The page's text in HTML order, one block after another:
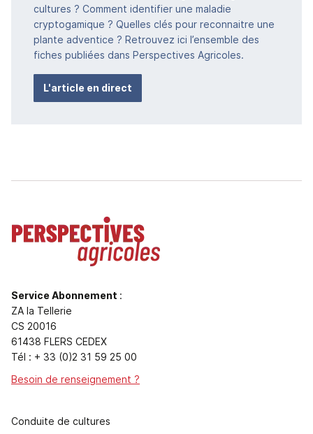
cultures ? Comment identifier une maladie
cryptogamique ? Quelles clés pour reconnaitre une
plante adventice ? Retrouvez ici l’ensemble des
fiches publiées dans Perspectives Agricoles.
L'article en direct
Service Abonnement :
ZA la Tellerie
CS 20016
61438 FLERS CEDEX
Tél : + 33 (0)2 31 59 25 00
Besoin de renseignement ?
Conduite de cultures